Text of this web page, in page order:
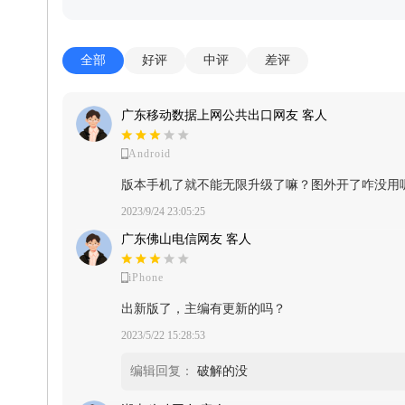
全部 好评 中评 差评
广东移动数据上网公共出口网友 客人
Android
版本手机了就不能无限升级了嘛？图外开了咋没用
2023/9/24 23:05:25
广东佛山电信网友 客人
iPhone
出新版了，主编有更新的吗？
2023/5/22 15:28:53
编辑回复： 破解的没